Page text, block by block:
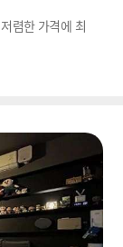
렴한 가격에 최